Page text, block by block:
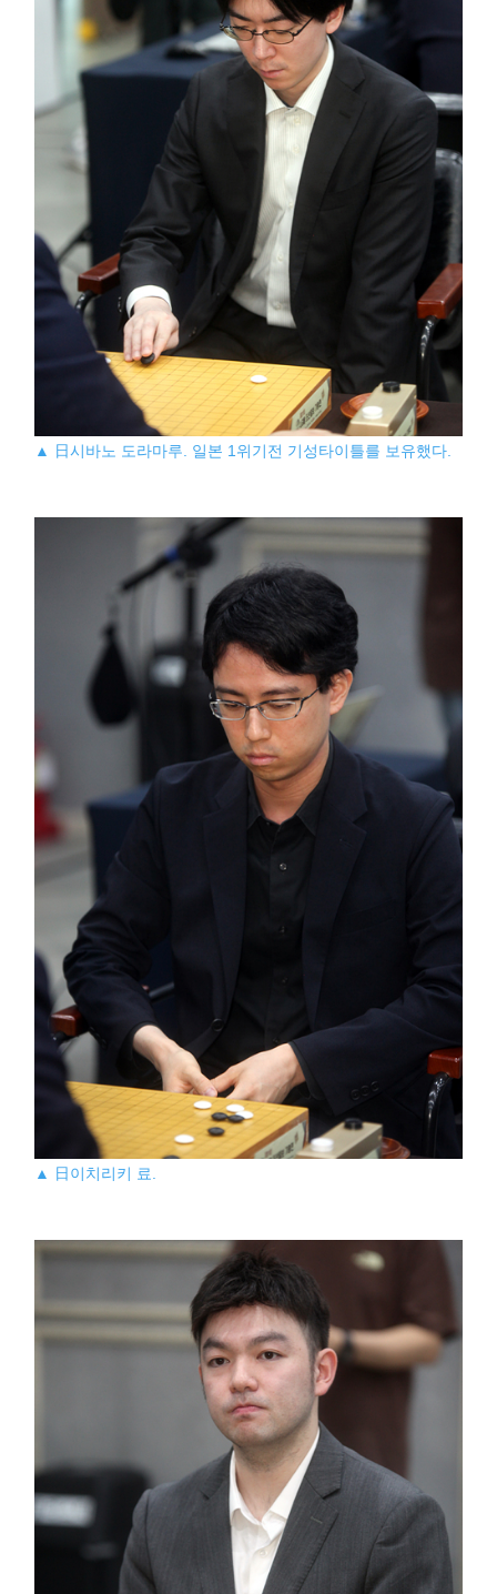
▲ 日시바노 도라마루. 일본 1위기전 기성타이틀를 보유했다.
▲ 日이치리키 료.